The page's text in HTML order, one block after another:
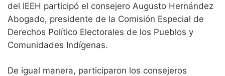
del IEEH participó el consejero Augusto Hernández
Abogado, presidente de la Comisión Especial de
Derechos Político Electorales de los Pueblos y
Comunidades Indígenas.
De igual manera, participaron los consejeros